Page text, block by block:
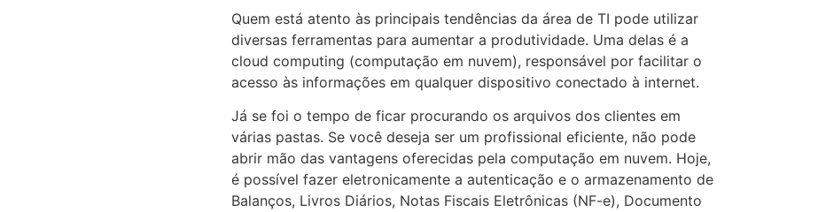
Quem está atento às principais tendências da área de TI pode utilizar
diversas ferramentas para aumentar a produtividade. Uma delas é a
cloud computing (computação em nuvem), responsável por facilitar o
acesso às informações em qualquer dispositivo conectado à internet.
Já se foi o tempo de ficar procurando os arquivos dos clientes em
várias pastas. Se você deseja ser um profissional eficiente, não pode
abrir mão das vantagens oferecidas pela computação em nuvem. Hoje,
é possível fazer eletronicamente a autenticação e o armazenamento de
Balanços, Livros Diários, Notas Fiscais Eletrônicas (NF-e), Documento